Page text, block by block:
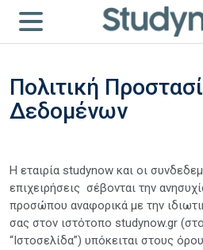
Πολιτική
Δεδομένων
Η εταιρία studynow και οι
επιχειρήσεις σέβονται την
προσώπου αναφορικά με την
σας στον ιστότοπο studynow.gr
“Ιστοσελίδα”) υπόκειται στους